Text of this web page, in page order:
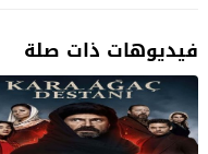
فيديوهات ذات صلة